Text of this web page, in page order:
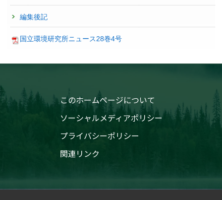
編集後記
国立環境研究所ニュース28巻4号
このホームページについて
ソーシャルメディアポリシー
プライバシーポリシー
関連リンク